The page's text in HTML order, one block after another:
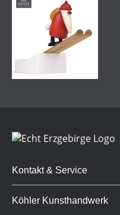
Kontakt & Service
Köhler Kunsthandwerk